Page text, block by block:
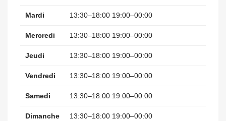
Mardi 13:30–18:00 19:00–00:00
Mercredi 13:30–18:00 19:00–00:00
Jeudi 13:30–18:00 19:00–00:00
Vendredi 13:30–18:00 19:00–00:00
Samedi 13:30–18:00 19:00–00:00
Dimanche 13:30–18:00 19:00–00:00